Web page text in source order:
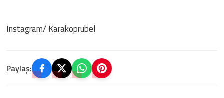
Instagram/ Karakoprubel
Paylaş: